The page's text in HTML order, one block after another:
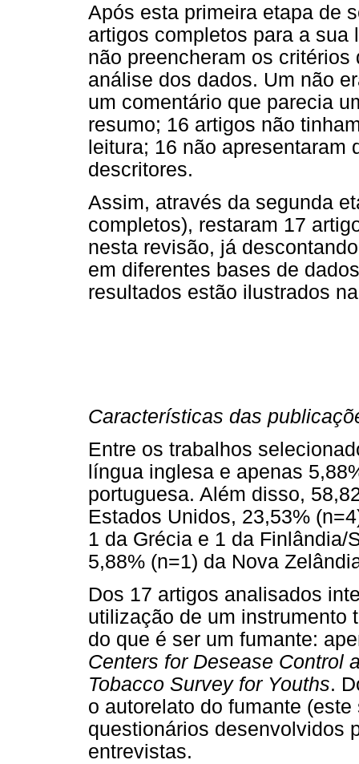
Após esta primeira etapa de
artigos completos para a
não preencheram os
análise dos dados. Um não
um comentário que parecia
resumo; 16 artigos não
leitura; 16 não apresentaram
descritores.
Assim, através da segunda
completos), restaram 17
nesta revisão, já
em diferentes bases de
resultados estão ilustrados
Características das
Entre os trabalhos
língua inglesa e apenas
portuguesa. Além disso,
Estados Unidos, 23,53%
1 da Grécia e 1 da Finlândia/
5,88% (n=1) da Nova
Dos 17 artigos analisados
utilização de um instrumento
do que é ser um fumante:
Centers for Desease Control
Tobacco Survey for Youths.
o autorelato do fumante
questionários desenvolvidos
entrevistas.